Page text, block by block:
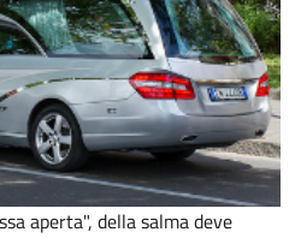
aperta", della salma deve